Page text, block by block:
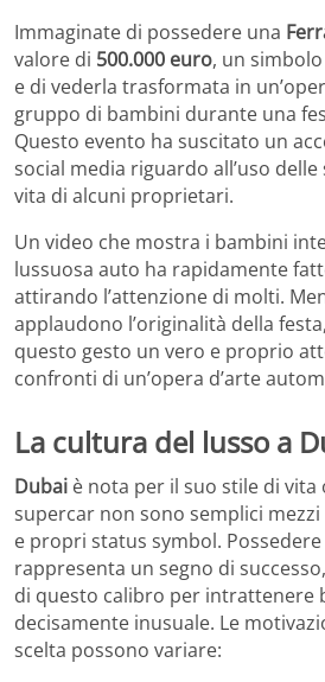
Immaginate di possedere una
valore di 500.000 euro, un
e di vederla trasformata in
gruppo di bambini durante una
Questo evento ha suscitato un
social media riguardo all’uso
vita di alcuni proprietari.
Un video che mostra i bambini
lussuosa auto ha rapidamente
attirando l’attenzione di molti.
applaudono l’originalità della
questo gesto un vero e proprio
confronti di un’opera d’arte
La cultura del lusso a
Dubai è nota per il suo stile di
supercar non sono semplici
e propri status symbol.
rappresenta un segno di
di questo calibro per intrattenere
decisamente inusuale. Le
scelta possono variare: